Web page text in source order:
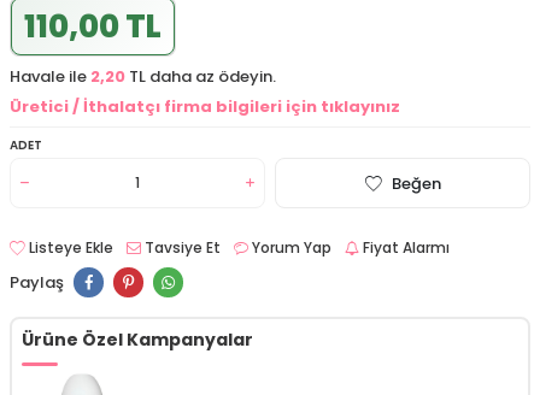
110,00 TL
Havale ile 2,20 TL daha az ödeyin.
Üretici / İthalatçı firma bilgileri için tıklayınız
ADET
Beğen
Listeye Ekle Tavsiye Et Yorum Yap Fiyat Alarmı
Paylaş
Ürüne Özel Kampanyalar